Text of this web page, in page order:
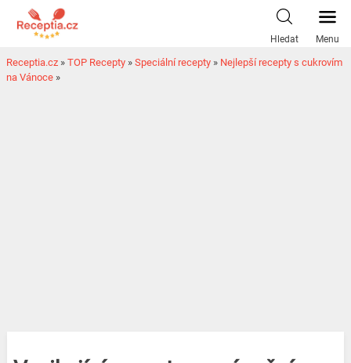
Hledat Menu
Receptia.cz » TOP Recepty » Speciální recepty » Nejlepší recepty s cukrovím
na Vánoce »